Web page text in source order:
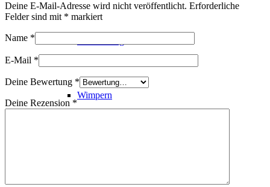
Wimpern
Deine E-Mail-Adresse wird nicht veröffentlicht. Erforderliche
Felder sind mit * markiert
Name *
E-Mail *
Deine Bewertung *
Deine Rezension *